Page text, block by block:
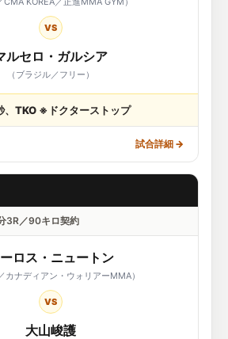
VS
ルセロ・ガルシア
（ブラジル／フリー）
、TKO ※ドクターストップ
試合詳細 →
3R／90キロ契約
ロス・ニュートン
カナディアン・ウォリアーMMA）
VS
大山峻護